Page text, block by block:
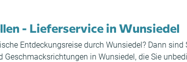
- Lieferservice in Wunsiedel
Entdeckungsreise durch Wunsiedel? Dann
Geschmacksrichtungen in Wunsiedel, die Sie